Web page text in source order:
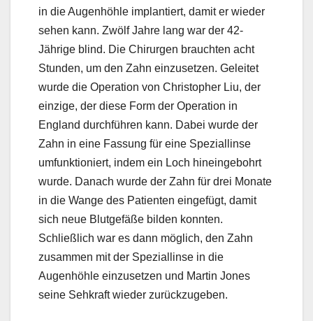
in die Augenhöhle implantiert, damit er wieder
sehen kann. Zwölf Jahre lang war der 42-
Jährige blind. Die Chirurgen brauchten acht
Stunden, um den Zahn einzusetzen. Geleitet
wurde die Operation von Christopher Liu, der
einzige, der diese Form der Operation in
England durchführen kann. Dabei wurde der
Zahn in eine Fassung für eine Speziallinse
umfunktioniert, indem ein Loch hineingebohrt
wurde. Danach wurde der Zahn für drei Monate
in die Wange des Patienten eingefügt, damit
sich neue Blutgefäße bilden konnten.
Schließlich war es dann möglich, den Zahn
zusammen mit der Speziallinse in die
Augenhöhle einzusetzen und Martin Jones
seine Sehkraft wieder zurückzugeben.